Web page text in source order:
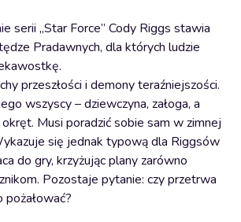
serii „Star Force” Cody Riggs stawia
Pradawnych, dla których ludzie
przeszłości i demony teraźniejszości.
wszyscy – dziewczyna, załoga, a
Musi poradzić sobie sam w zimnej
się jednak typową dla Riggsów
do gry, krzyżując plany zarówno
Pozostaje pytanie: czy przetrwa
pożałować?